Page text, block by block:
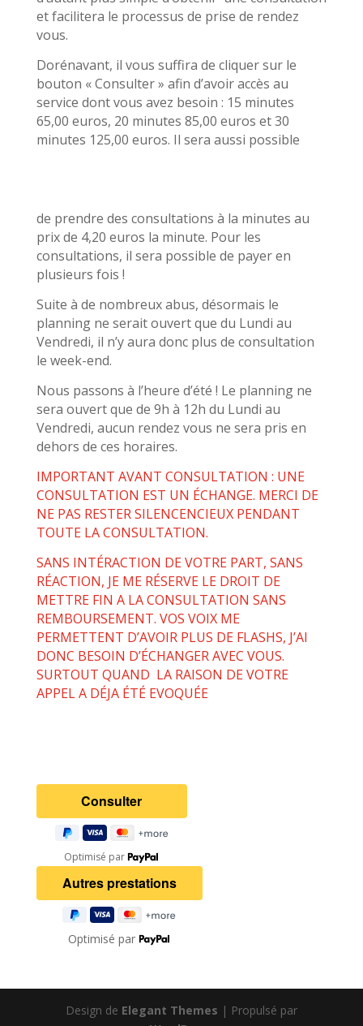
et facilitera le processus de prise de rendez
vous.
Dorénavant, il vous suffira de cliquer sur le
bouton « Consulter » afin d’avoir accès au
service dont vous avez besoin : 15 minutes
65,00 euros, 20 minutes 85,00 euros et 30
minutes 125,00 euros. Il sera aussi possible
de prendre des consultations à la minutes au
prix de 4,20 euros la minute. Pour les
consultations, il sera possible de payer en
plusieurs fois !
Suite à de nombreux abus, désormais le
planning ne serait ouvert que du Lundi au
Vendredi, il n’y aura donc plus de consultation
le week-end.
Nous passons à l’heure d’été ! Le planning ne
sera ouvert que de 9h à 12h du Lundi au
Vendredi, aucun rendez vous ne sera pris en
dehors de ces horaires.
IMPORTANT AVANT CONSULTATION : UNE
CONSULTATION EST UN ÉCHANGE. MERCI DE
NE PAS RESTER SILENCENCIEUX PENDANT
TOUTE LA CONSULTATION.
SANS INTÉRACTION DE VOTRE PART, SANS
RÉACTION, JE ME RÉSERVE LE DROIT DE
METTRE FIN A LA CONSULTATION SANS
REMBOURSEMENT. VOS VOIX ME
PERMETTENT D’AVOIR PLUS DE FLASHS, J’AI
DONC BESOIN D’ÉCHANGER AVEC VOUS.
SURTOUT QUAND LA RAISON DE VOTRE
APPEL A DÉJA ÉTÉ EVOQUÉE
Optimisé par
Optimisé par
Design de Elegant Themes | Propulsé par